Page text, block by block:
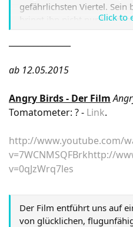
gefährlichsten Viertel. Sein
bringt ihn nicht nur bei den
Gefahr, sondern auch in
Partners Marcus Atwood.
Russenmafia-Chefin Irina
unmöglich erscheinenden
abgebrühten Männer einen
anschließenden Chaos
ihr Ding durchziehen zu
Polizist im Dienst sterben.
Opfer zu sein...
Click to
ab 12.05.2015
Angry Birds - Der Film
Tomatometer: ? - Link.
http://www.youtube.com/
v=7WCNMSQFBrkhttp://
v=0qJzWrq7les
Der Film entführt uns auf
von glücklichen,